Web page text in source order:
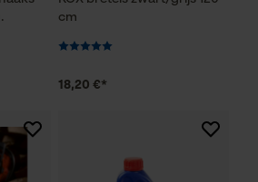
cm
18,20 €*